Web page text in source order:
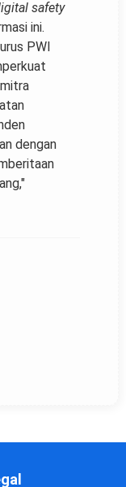
safety
ini.
PWI
dengan